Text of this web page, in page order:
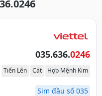
035.636.0246
Tiến Lên Cát Hợp Mệnh Kim
Sim đầu số 035